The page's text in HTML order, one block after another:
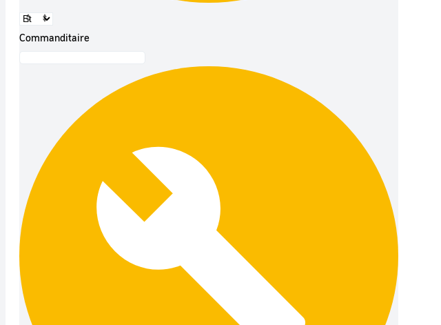
Commanditaire